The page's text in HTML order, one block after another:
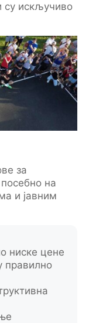
су искључиво
за
на
и јавним
ниске цене
правилно